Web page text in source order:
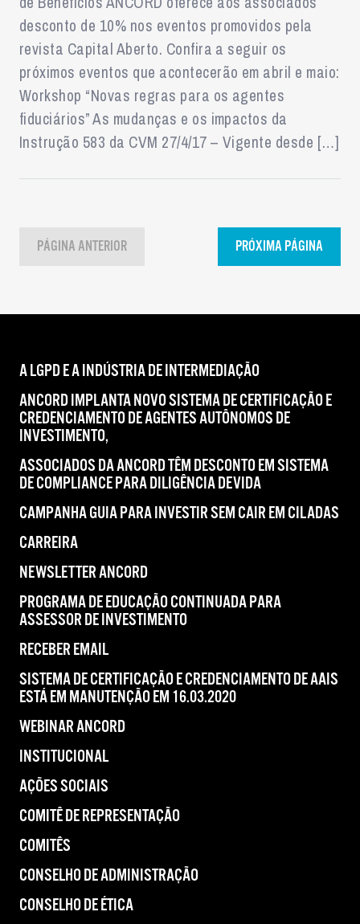
desconto de 10% nos eventos promovidos pela
revista Capital Aberto. Confira a seguir os
próximos eventos que acontecerão em abril e maio:
Workshop “Novas regras para os agentes
fiduciários” As mudanças e os impactos da
Instrução 583 da CVM 27/4/17 – Vigente desde […]
PÁGINA ANTERIOR PRÓXIMA PÁGINA
A LGPD E A INDÚSTRIA DE INTERMEDIAÇÃO
ANCORD IMPLANTA NOVO SISTEMA DE CERTIFICAÇÃO E
CREDENCIAMENTO DE AGENTES AUTÔNOMOS DE
INVESTIMENTO,
ASSOCIADOS DA ANCORD TÊM DESCONTO EM SISTEMA
DE COMPLIANCE PARA DILIGÊNCIA DEVIDA
CAMPANHA GUIA PARA INVESTIR SEM CAIR EM CILADAS
CARREIRA
NEWSLETTER ANCORD
PROGRAMA DE EDUCAÇÃO CONTINUADA PARA
ASSESSOR DE INVESTIMENTO
RECEBER EMAIL
SISTEMA DE CERTIFICAÇÃO E CREDENCIAMENTO DE AAIS
ESTÁ EM MANUTENÇÃO EM 16.03.2020
WEBINAR ANCORD
INSTITUCIONAL
AÇÕES SOCIAIS
COMITÊ DE REPRESENTAÇÃO
COMITÊS
CONSELHO DE ADMINISTRAÇÃO
CONSELHO DE ÉTICA